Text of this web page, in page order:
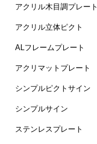
アクリル木目調プレート
アクリル立体ピクト
ALフレームプレート
アクリマットプレート
シンプルピクトサイン
シンプルサイン
ステンレスプレート